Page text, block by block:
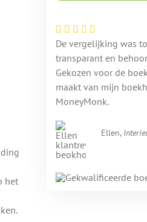
het
De vergelijking was
transparant en
Gekozen voor de
maakt van mijn
MoneyMonk.
Ellen,